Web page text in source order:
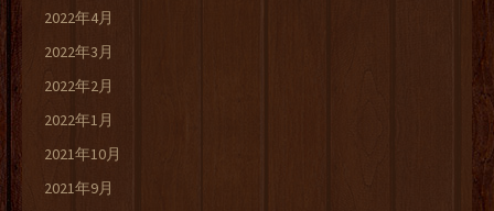
2022年4月
2022年3月
2022年2月
2022年1月
2021年10月
2021年9月